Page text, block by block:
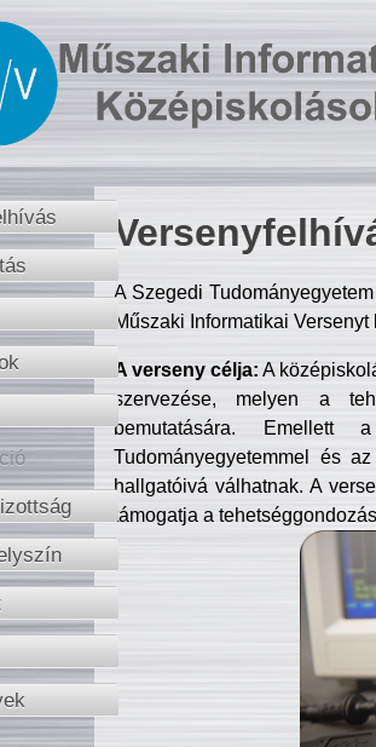
A Szegedi
Műszaki Informatikai
A verseny célja: A
szervezése, melyen a
bemutatására. Emellett
Tudományegyetemmel és
hallgatóivá válhatnak. A
támogatja a